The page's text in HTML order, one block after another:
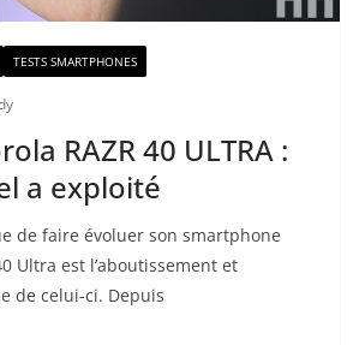
TESTS SMARTPHONES
RAZR 40 ULTRA :
a exploité
de faire évoluer son smartphone
Ultra est l’aboutissement et
de celui-ci. Depuis